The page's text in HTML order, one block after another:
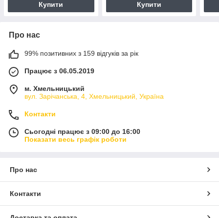
Купити Купити
Про нас
99% позитивних з 159 відгуків за рік
Працює з 06.05.2019
м. Хмельницький
вул. Зарічанська, 4, Хмельницький, Україна
Контакти
Сьогодні працює з 09:00 до 16:00
Показати весь графік роботи
Про нас
Контакти